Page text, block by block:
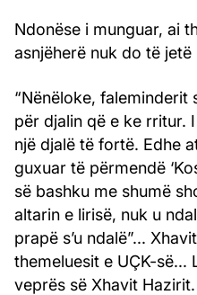
Ndonëse i munguar, ai
asnjëherë nuk do të jetë
“Nënëloke, faleminderit
për djalin që e ke rritur.
një djalë të fortë. Edhe
guxuar të përmendë
së bashku me shumë
altarin e lirisë, nuk u
prapë s’u ndalë”...
themeluesit e UÇK-së...
veprës së Xhavit